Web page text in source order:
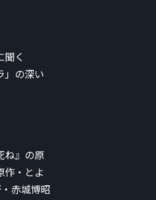
聞く
」の深い
ね』の原
・とよ
赤城博昭